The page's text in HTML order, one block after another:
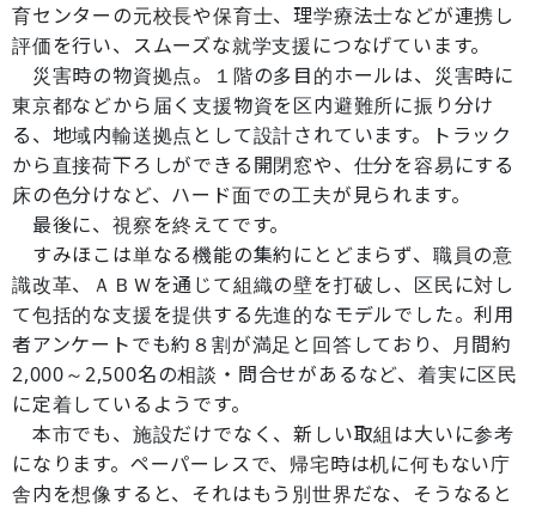
育センターの元校長や保育士、理学療法士などが連携し
評価を行い、スムーズな就学支援につなげています。
災害時の物資拠点。１階の多目的ホールは、災害時に
東京都などから届く支援物資を区内避難所に振り分け
る、地域内輸送拠点として設計されています。トラック
から直接荷下ろしができる開閉窓や、仕分を容易にする
床の色分けなど、ハード面での工夫が見られます。
最後に、視察を終えてです。
すみほこは単なる機能の集約にとどまらず、職員の意
識改革、ＡＢＷを通じて組織の壁を打破し、区民に対し
て包括的な支援を提供する先進的なモデルでした。利用
者アンケートでも約８割が満足と回答しており、月間約
2,000～2,500名の相談・問合せがあるなど、着実に区民
に定着しているようです。
本市でも、施設だけでなく、新しい取組は大いに参考
になります。ペーパーレスで、帰宅時は机に何もない庁
舎内を想像すると、それはもう別世界だな、そうなると